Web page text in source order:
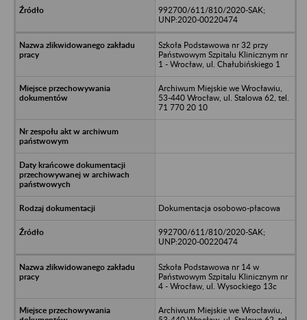
992700/611/810/2020-SAK;
UNP:2020-00220474
Szkoła Podstawowa nr 32 przy
Państwowym Szpitalu Klinicznym nr
1 - Wrocław, ul. Chałubińskiego 1
Archiwum Miejskie we Wrocławiu,
53-440 Wrocław, ul. Stalowa 62, tel.
71 770 20 10
Dokumentacja osobowo-płacowa
992700/611/810/2020-SAK;
UNP:2020-00220474
Szkoła Podstawowa nr 14 w
Państwowym Szpitalu Klinicznym nr
4 - Wrocław, ul. Wysockiego 13c
Archiwum Miejskie we Wrocławiu,